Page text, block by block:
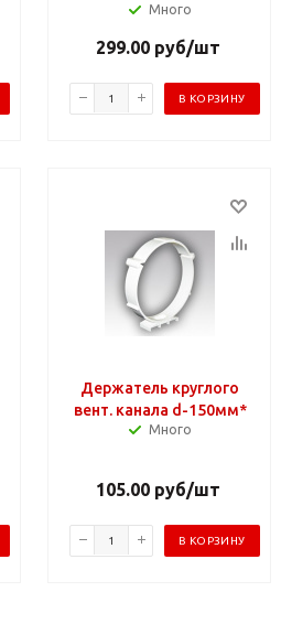
Много
299.00руб/шт
В КОРЗИНУ
Держатель круглого
вент. канала d-150мм*
Много
105.00руб/шт
В КОРЗИНУ